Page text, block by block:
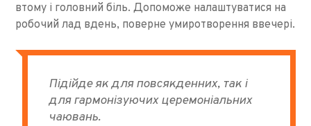
втому і головний біль. Допоможе налаштуватися на
робочий лад вдень, поверне умиротворення ввечері.
Підійде як для повсякденних, так і
для гармонізуючих церемоніальних
чаювань.